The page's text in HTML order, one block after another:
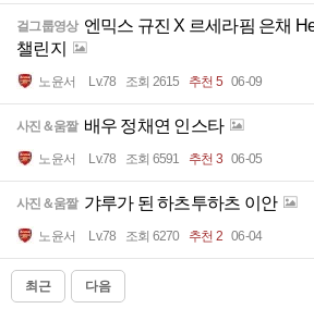
걸그룹영상 엔믹스 규진 X 르세라핌 은채
챌린지
노윤서 Lv.78 조회 2615 추천 5 06-09
사진＆움짤 배우 정채연 인스타
노윤서 Lv.78 조회 6591 추천 3 06-05
사진＆움짤 갸루가 된 하츠투하츠 이안
노윤서 Lv.78 조회 6270 추천 2 06-04
최근 다음